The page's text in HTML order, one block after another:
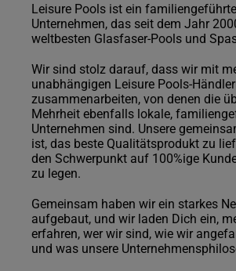
Leisure Pools ist ein
Unternehmen, das seit dem Jahr
weltbesten Glasfaser-Pools und
Wir sind stolz darauf, dass wir mit
unabhängigen Leisure Pools-
zusammenarbeiten, von denen die
Mehrheit ebenfalls lokale,
Unternehmen sind. Unsere
ist, das beste Qualitätsprodukt zu
den Schwerpunkt auf 100%ige
zu legen.
Gemeinsam haben wir ein starkes
aufgebaut, und wir laden Dich ein,
erfahren, wer wir sind, wie wir
und was unsere